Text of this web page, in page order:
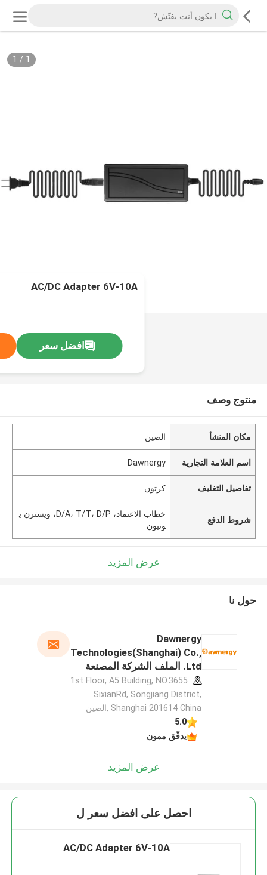
1
/
1
AC/DC Adapter 6V-10A
افضل سعر
منتوج وصف
مكان المنشأ الصين
اسم العلامة التجارية Dawnergy
تفاصيل التغليف كرتون
شروط الدفع
خطاب الاعتماد، D/A، T/T، D/P، ويسترن ي
ونيون
عرض المزيد
حول نا
Dawnergy
Technologies(Shanghai) Co.,
Ltd. الملف الشركة المصنعة
1st Floor, A5 Building, NO.3655
SixianRd, Songjiang District,
Shanghai 201614 China ,الصين
5.0
يدقّق ممون
عرض المزيد
احصل على افضل سعر ل
AC/DC Adapter 6V-10A